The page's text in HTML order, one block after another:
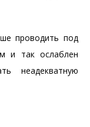
проводить под
и так ослаблен
неадекватную